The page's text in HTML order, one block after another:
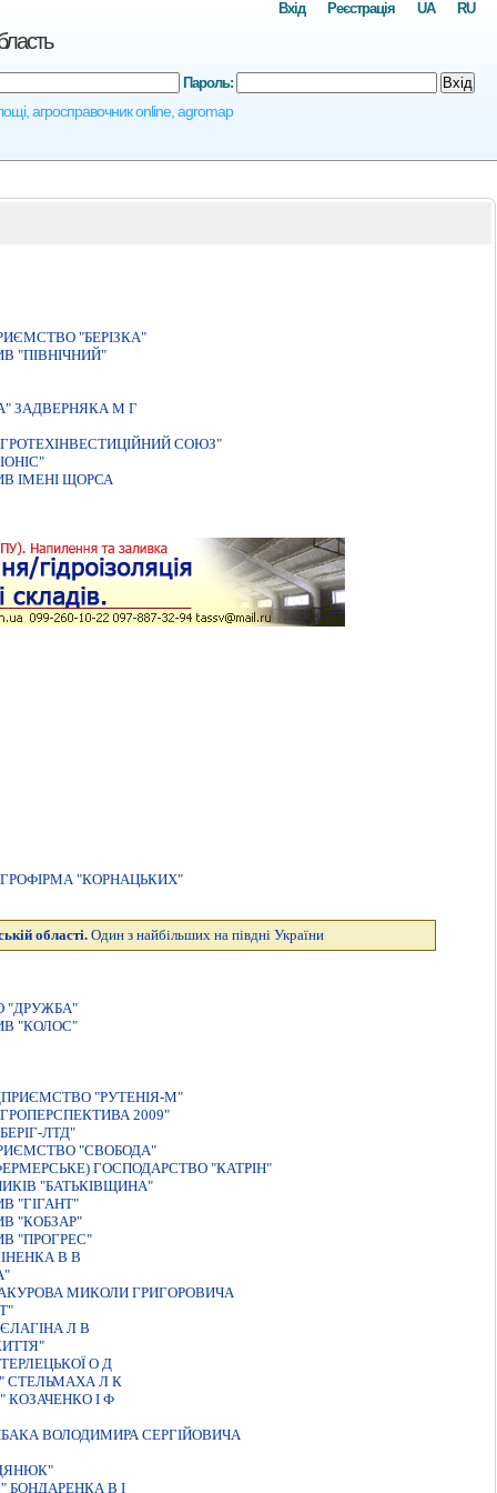
агросправочник online, agromap
RU
UA
Реєстрація
Вхід
Пароль: Вхід
"БЕРIЗКА"
"ПІВНІЧНИЙ"
ЗАДВЕРНЯКА М Г
СОЮЗ"
ІМЕНІ ЩОРСА
"КОРНАЦЬКИХ"
області. Один з найбільших на півдні України
"ДРУЖБА"
"КОЛОС"
"РУТЕНIЯ-М"
2009"
ЛТД"
"СВОБОДА"
ГОСПОДАРСТВО "КАТРIН"
"БАТЬКIВЩИНА"
"ГІГАНТ"
"КОБЗАР"
"ПРОГРЕС"
В В
МИКОЛИ ГРИГОРОВИЧА
Л В
О Д
СТЕЛЬМАХА Л К
КОЗАЧЕНКО I Ф
ВОЛОДИМИРА СЕРГIЙОВИЧА
БОНДАРЕНКА В I